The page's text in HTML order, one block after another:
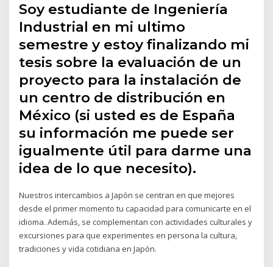
Soy estudiante de Ingeniería
Industrial en mi ultimo
semestre y estoy finalizando mi
tesis sobre la evaluación de un
proyecto para la instalación de
un centro de distribución en
México (si usted es de España
su información me puede ser
igualmente útil para darme una
idea de lo que necesito).
Nuestros intercambios a Japón se centran en que mejores
desde el primer momento tu capacidad para comunicarte en el
idioma. Además, se complementan con actividades culturales y
excursiones para que experimentes en persona la cultura,
tradiciones y vida cotidiana en Japón.